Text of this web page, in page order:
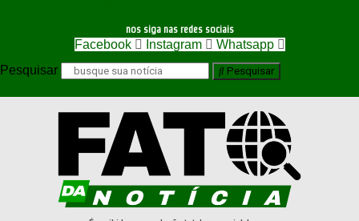
nos siga nas redes sociais
Facebook Instagram
Whatsapp
Pesquisar
Pesquisar